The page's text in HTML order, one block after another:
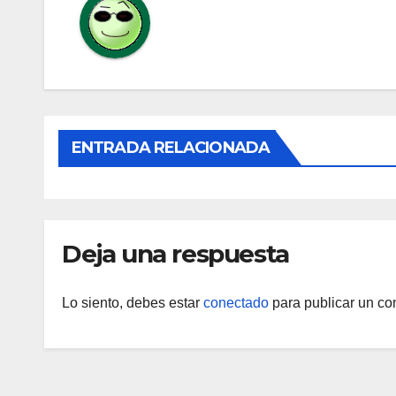
ENTRADA RELACIONADA
Deja una respuesta
Lo siento, debes estar conectado para publicar un